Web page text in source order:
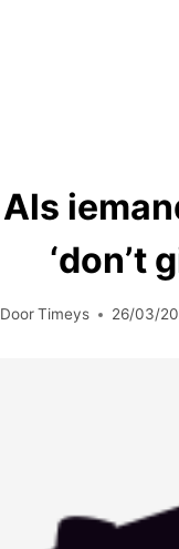
Als
‘don’t
DoorTimeys 26/03/